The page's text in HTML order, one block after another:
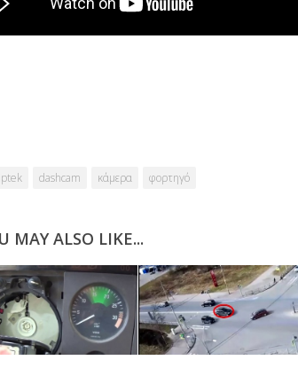
dashcam κάμερα φορτηγό
MAY ALSO LIKE...